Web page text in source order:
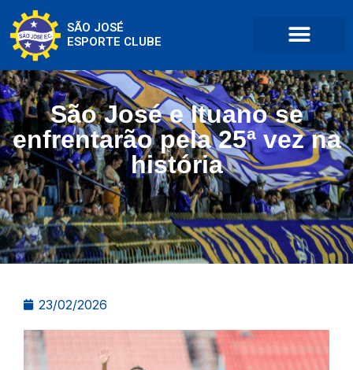
SÃO JOSÉ
ESPORTE CLUBE
São José e Ituano se
enfrentarão pela 25ª vez na
história
23/02/2026